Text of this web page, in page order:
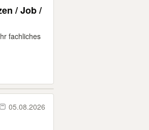
/ Job /
fachliches
05.08.2026